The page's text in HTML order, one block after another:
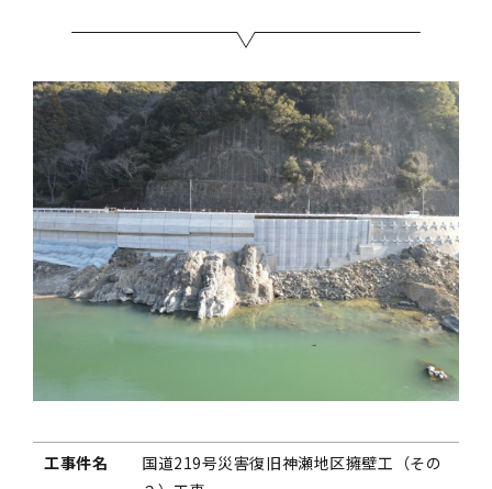
工事件名
国道219号災害復旧神瀬地区擁壁工（その